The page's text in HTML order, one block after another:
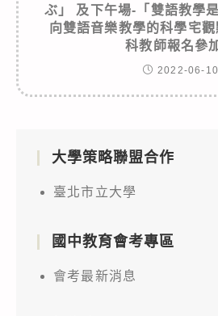
ぶ」 及下午場-「雙語教學
向雙語音樂教學的科學宅
科教師報名參
2022-06-10
大學策略聯盟合作
臺北市立大學
國中教育會考專區
會考最新消息